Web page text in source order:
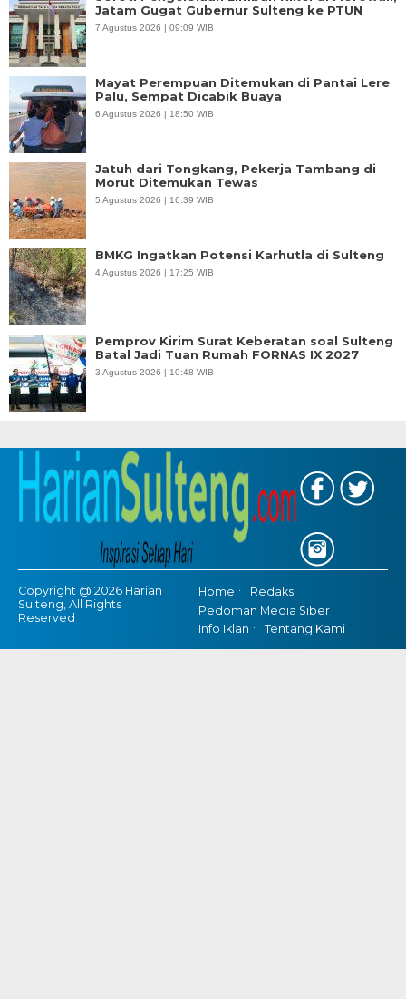
Jatam Gugat Gubernur Sulteng ke PTUN
7 Agustus 2026 | 09:09 WIB
Mayat Perempuan Ditemukan di Pantai Lere
Palu, Sempat Dicabik Buaya
6 Agustus 2026 | 18:50 WIB
Jatuh dari Tongkang, Pekerja Tambang di
Morut Ditemukan Tewas
5 Agustus 2026 | 16:39 WIB
BMKG Ingatkan Potensi Karhutla di Sulteng
4 Agustus 2026 | 17:25 WIB
Pemprov Kirim Surat Keberatan soal Sulteng
Batal Jadi Tuan Rumah FORNAS IX 2027
3 Agustus 2026 | 10:48 WIB
Copyright @ 2026 Harian
Sulteng, All Rights
Reserved
Home
Redaksi
Pedoman Media Siber
Info Iklan
Tentang Kami